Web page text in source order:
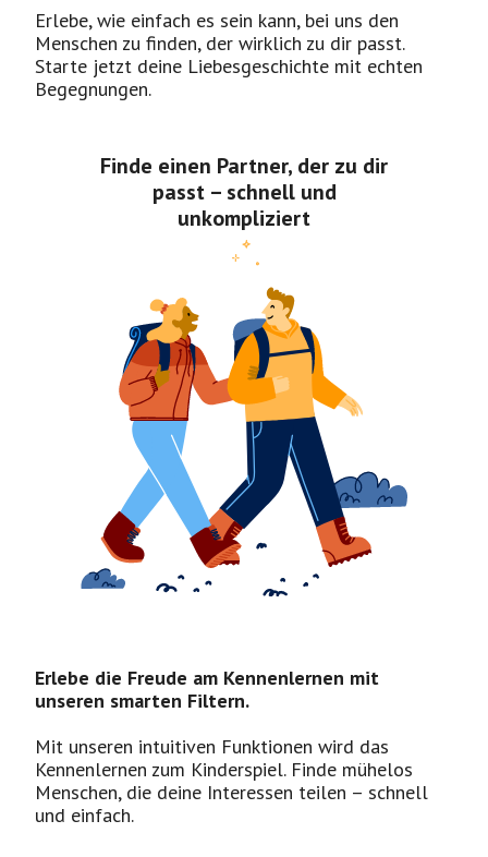
Erlebe, wie einfach es sein kann, bei uns den
Menschen zu finden, der wirklich zu dir passt.
Starte jetzt deine Liebesgeschichte mit echten
Begegnungen.
Finde einen Partner, der zu dir
passt – schnell und
unkompliziert
Erlebe die Freude am Kennenlernen mit
unseren smarten Filtern.
Mit unseren intuitiven Funktionen wird das
Kennenlernen zum Kinderspiel. Finde mühelos
Menschen, die deine Interessen teilen – schnell
und einfach.